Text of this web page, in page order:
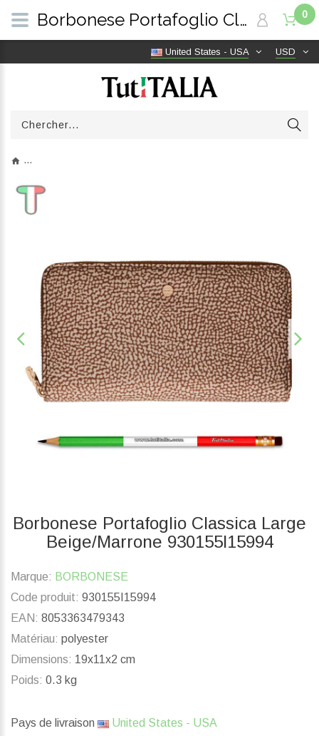
USD
United States - USA
0
Borbonese Portafoglio Classica Large
Beige/Marrone 930155I15994
Marque: BORBONESE
Code produit: 930155I15994
EAN: 8053363479343
Matériau: polyester
Dimensions: 19x11x2 cm
Poids: 0.3 kg
Pays de livraison United States - USA
Borbonese Portafoglio Classica Large Beige/Marrone 930155I15994 | TutITALIA